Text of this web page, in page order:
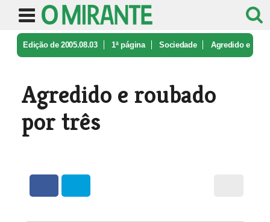
Edição de 2005.08.03 1ª página Sociedade Agredido e
Agredido e roubado
por três